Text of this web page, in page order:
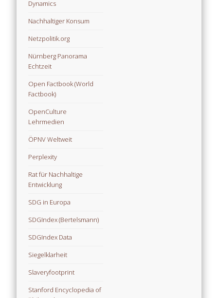
Dynamics
Nachhaltiger Konsum
Netzpolitik.org
Nürnberg Panorama
Echtzeit
Open Factbook (World
Factbook)
OpenCulture
Lehrmedien
ÖPNV Weltweit
Perplexity
Rat für Nachhaltige
Entwicklung
SDG in Europa
SDGIndex (Bertelsmann)
SDGIndex Data
Siegelklarheit
Slaveryfootprint
Stanford Encyclopedia of